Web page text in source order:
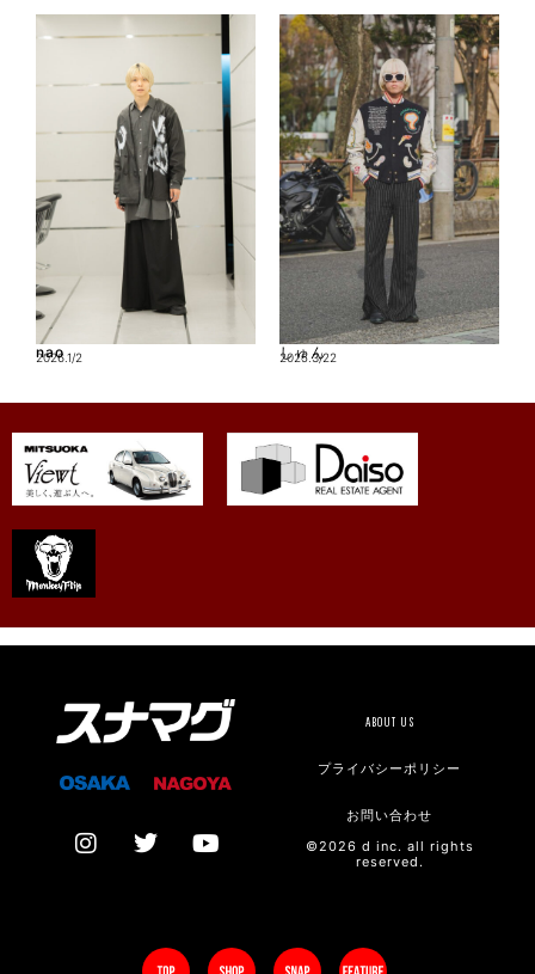
nao
2026.1/2 しゅん
2025.3/22
ABOUT US
プライバシーポリシー
お問い合わせ
©2026 d inc. all rights
reserved.